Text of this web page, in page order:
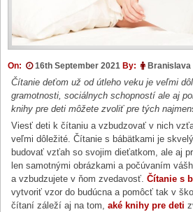
On: 16th September 2021 By: Branislava
Čítanie deťom už od útleho veku je veľmi
gramotnosti, sociálnych schopností ale aj
knihy pre deti môžete zvoliť pre tých
Viesť deti k čítaniu a vzbudzovať v nich
veľmi dôležité. Čítanie s bábätkami je
budovať vzťah so svojim dieťatkom, ale aj
len samotnými obrázkami a počúvaním
a vzbudzujete v ňom zvedavosť.Čítanie s
vytvoriť vzor do budúcna a pomôcť tak v
čítaní záleží aj na tom,aké knihy pre deti